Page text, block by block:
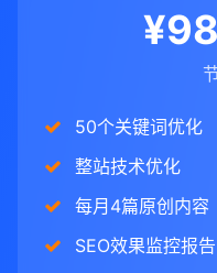
50个关键词优化
整站技术优化
每月4篇原创内容
SEO效果监控报告